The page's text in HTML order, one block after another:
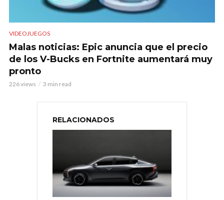
VIDEOJUEGOS
Malas noticias: Epic anuncia que el precio
de los V-Bucks en Fortnite aumentará muy
pronto
226 views 3 min read
RELACIONADOS